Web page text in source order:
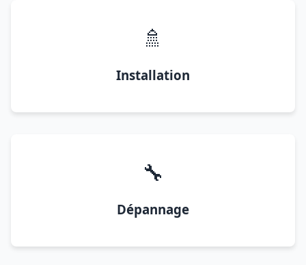
🚿
Installation
🔧
Dépannage